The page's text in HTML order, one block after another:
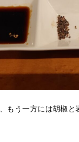
もう一方には胡椒と